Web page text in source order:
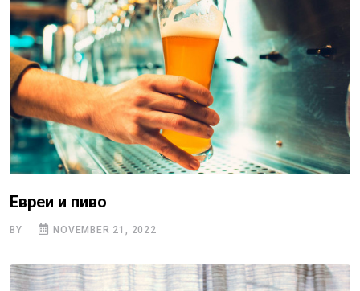
Евреи и пиво
BY NOVEMBER 21, 2022